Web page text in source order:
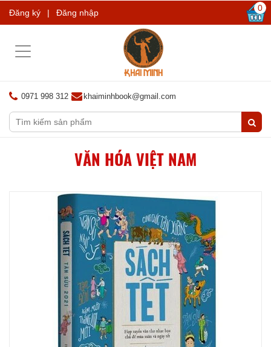
Đăng ký | Đăng nhập 0
Toggle
0971 998 312 khaiminhbook@gmail.com
VĂN HÓA VIỆT NAM